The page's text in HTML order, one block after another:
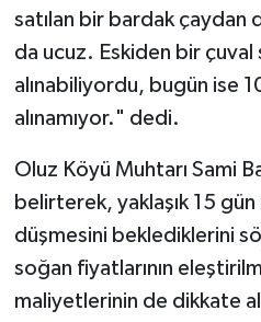
satılan bir bardak çaydan
da ucuz. Eskiden bir çuval
alınabiliyordu, bugün ise
alınamıyor." dedi.
Oluz Köyü Muhtarı Sami
belirterek, yaklaşık 15
düşmesini beklediklerini
soğan fiyatlarının
maliyetlerinin de dikkate